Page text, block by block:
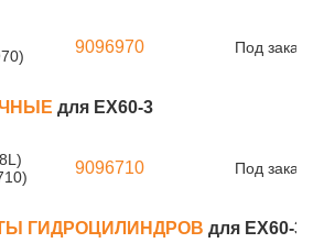
9096970 Под заказ
для EX60-3
9096710 Под заказ
ГИДРОЦИЛИНДРОВ для EX60-3